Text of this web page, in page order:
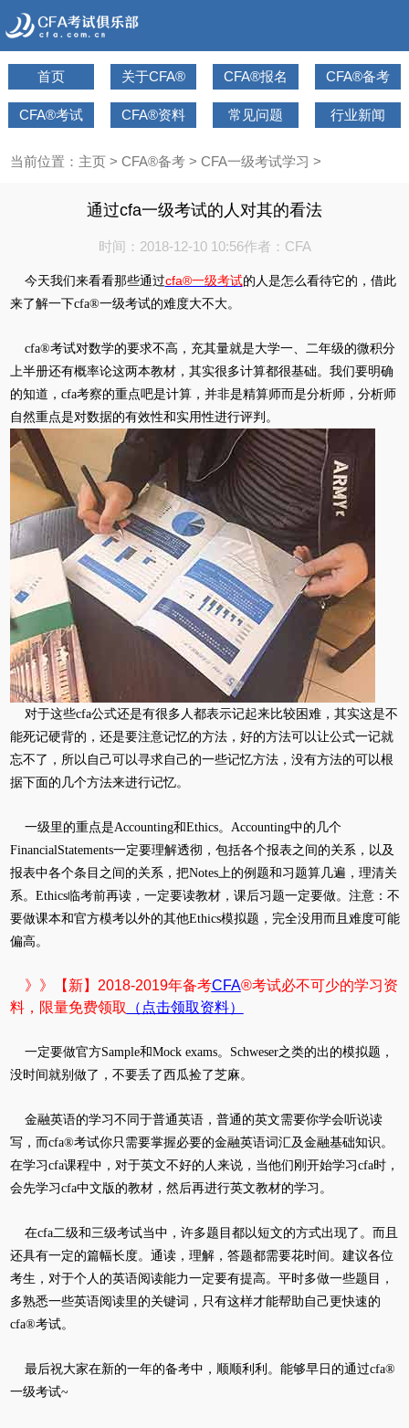
首页 关于CFA® CFA®报名 CFA®备考
CFA®考试 CFA®资料 常见问题 行业新闻
当前位置： 主页> CFA®备考> CFA一级考试学习 >
通过cfa一级考试的人对其的看法
时间：2018-12-10 10:56作者：CFA
今天我们来看看那些通过cfa®一级考试的人是怎么看待它的，借此
来了解一下cfa®一级考试的难度大不大。
cfa®考试对数学的要求不高，充其量就是大学一、二年级的微积分
上半册还有概率论这两本教材，其实很多计算都很基础。我们要明确
的知道，cfa考察的重点吧是计算，并非是精算师而是分析师，分析师
自然重点是对数据的有效性和实用性进行评判。
对于这些cfa公式还是有很多人都表示记起来比较困难，其实这是不
能死记硬背的，还是要注意记忆的方法，好的方法可以让公式一记就
忘不了，所以自己可以寻求自己的一些记忆方法，没有方法的可以根
据下面的几个方法来进行记忆。
一级里的重点是Accounting和Ethics。Accounting中的几个
FinancialStatements一定要理解透彻，包括各个报表之间的关系，以及
报表中各个条目之间的关系，把Notes上的例题和习题算几遍，理清关
系。Ethics临考前再读，一定要读教材，课后习题一定要做。注意：不
要做课本和官方模考以外的其他Ethics模拟题，完全没用而且难度可能
偏高。
》》【新】2018-2019年备考CFA®考试必不可少的学习资
料，限量免费领取 （点击领取资料）
一定要做官方Sample和Mock exams。Schweser之类的出的模拟题，
没时间就别做了，不要丢了西瓜捡了芝麻。
金融英语的学习不同于普通英语，普通的英文需要你学会听说读
写，而cfa®考试你只需要掌握必要的金融英语词汇及金融基础知识。
在学习cfa课程中，对于英文不好的人来说，当他们刚开始学习cfa时，
会先学习cfa中文版的教材，然后再进行英文教材的学习。
在cfa二级和三级考试当中，许多题目都以短文的方式出现了。而且
还具有一定的篇幅长度。通读，理解，答题都需要花时间。建议各位
考生，对于个人的英语阅读能力一定要有提高。平时多做一些题目，
多熟悉一些英语阅读里的关键词，只有这样才能帮助自己更快速的
cfa®考试。
最后祝大家在新的一年的备考中，顺顺利利。能够早日的通过cfa®
一级考试~